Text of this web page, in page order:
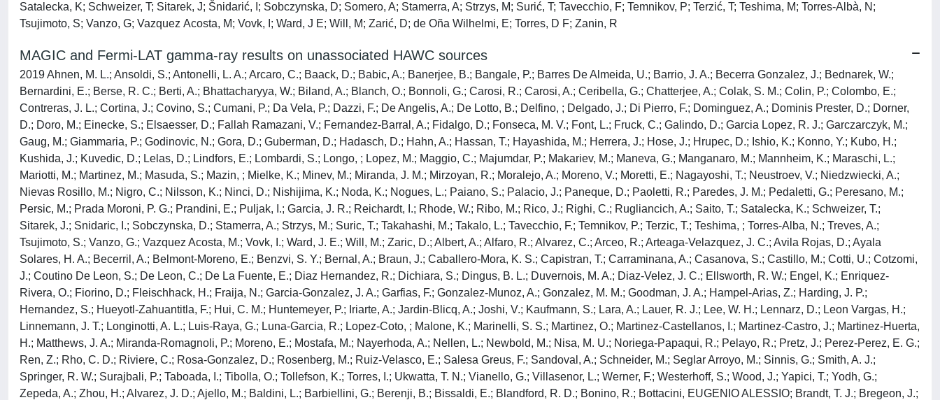
Satalecka, K; Schweizer, T; Sitarek, J; Šnidarić, I; Sobczynska, D; Somero, A; Stamerra, A; Strzys, M; Surić, T; Tavecchio, F; Temnikov, P; Terzić, T; Teshima, M; Torres-Albà, N;
Tsujimoto, S; Vanzo, G; Vazquez Acosta, M; Vovk, I; Ward, J E; Will, M; Zarić, D; de Oña Wilhelmi, E; Torres, D F; Zanin, R
MAGIC and Fermi-LAT gamma-ray results on unassociated HAWC sources
2019 Ahnen, M. L.; Ansoldi, S.; Antonelli, L. A.; Arcaro, C.; Baack, D.; Babic, A.; Banerjee, B.; Bangale, P.; Barres De Almeida, U.; Barrio, J. A.; Becerra Gonzalez, J.; Bednarek, W.;
Bernardini, E.; Berse, R. C.; Berti, A.; Bhattacharyya, W.; Biland, A.; Blanch, O.; Bonnoli, G.; Carosi, R.; Carosi, A.; Ceribella, G.; Chatterjee, A.; Colak, S. M.; Colin, P.; Colombo, E.;
Contreras, J. L.; Cortina, J.; Covino, S.; Cumani, P.; Da Vela, P.; Dazzi, F.; De Angelis, A.; De Lotto, B.; Delfino, ; Delgado, J.; Di Pierro, F.; Dominguez, A.; Dominis Prester, D.; Dorner,
D.; Doro, M.; Einecke, S.; Elsaesser, D.; Fallah Ramazani, V.; Fernandez-Barral, A.; Fidalgo, D.; Fonseca, M. V.; Font, L.; Fruck, C.; Galindo, D.; Garcia Lopez, R. J.; Garczarczyk, M.;
Gaug, M.; Giammaria, P.; Godinovic, N.; Gora, D.; Guberman, D.; Hadasch, D.; Hahn, A.; Hassan, T.; Hayashida, M.; Herrera, J.; Hose, J.; Hrupec, D.; Ishio, K.; Konno, Y.; Kubo, H.;
Kushida, J.; Kuvedic, D.; Lelas, D.; Lindfors, E.; Lombardi, S.; Longo, ; Lopez, M.; Maggio, C.; Majumdar, P.; Makariev, M.; Maneva, G.; Manganaro, M.; Mannheim, K.; Maraschi, L.;
Mariotti, M.; Martinez, M.; Masuda, S.; Mazin, ; Mielke, K.; Minev, M.; Miranda, J. M.; Mirzoyan, R.; Moralejo, A.; Moreno, V.; Moretti, E.; Nagayoshi, T.; Neustroev, V.; Niedzwiecki, A.;
Nievas Rosillo, M.; Nigro, C.; Nilsson, K.; Ninci, D.; Nishijima, K.; Noda, K.; Nogues, L.; Paiano, S.; Palacio, J.; Paneque, D.; Paoletti, R.; Paredes, J. M.; Pedaletti, G.; Peresano, M.;
Persic, M.; Prada Moroni, P. G.; Prandini, E.; Puljak, I.; Garcia, J. R.; Reichardt, I.; Rhode, W.; Ribo, M.; Rico, J.; Righi, C.; Rugliancich, A.; Saito, T.; Satalecka, K.; Schweizer, T.;
Sitarek, J.; Snidaric, I.; Sobczynska, D.; Stamerra, A.; Strzys, M.; Suric, T.; Takahashi, M.; Takalo, L.; Tavecchio, F.; Temnikov, P.; Terzic, T.; Teshima, ; Torres-Alba, N.; Treves, A.;
Tsujimoto, S.; Vanzo, G.; Vazquez Acosta, M.; Vovk, I.; Ward, J. E.; Will, M.; Zaric, D.; Albert, A.; Alfaro, R.; Alvarez, C.; Arceo, R.; Arteaga-Velazquez, J. C.; Avila Rojas, D.; Ayala
Solares, H. A.; Becerril, A.; Belmont-Moreno, E.; Benzvi, S. Y.; Bernal, A.; Braun, J.; Caballero-Mora, K. S.; Capistran, T.; Carraminana, A.; Casanova, S.; Castillo, M.; Cotti, U.; Cotzomi,
J.; Coutino De Leon, S.; De Leon, C.; De La Fuente, E.; Diaz Hernandez, R.; Dichiara, S.; Dingus, B. L.; Duvernois, M. A.; Diaz-Velez, J. C.; Ellsworth, R. W.; Engel, K.; Enriquez-
Rivera, O.; Fiorino, D.; Fleischhack, H.; Fraija, N.; Garcia-Gonzalez, J. A.; Garfias, F.; Gonzalez-Munoz, A.; Gonzalez, M. M.; Goodman, J. A.; Hampel-Arias, Z.; Harding, J. P.;
Hernandez, S.; Hueyotl-Zahuantitla, F.; Hui, C. M.; Huntemeyer, P.; Iriarte, A.; Jardin-Blicq, A.; Joshi, V.; Kaufmann, S.; Lara, A.; Lauer, R. J.; Lee, W. H.; Lennarz, D.; Leon Vargas, H.;
Linnemann, J. T.; Longinotti, A. L.; Luis-Raya, G.; Luna-Garcia, R.; Lopez-Coto, ; Malone, K.; Marinelli, S. S.; Martinez, O.; Martinez-Castellanos, I.; Martinez-Castro, J.; Martinez-Huerta,
H.; Matthews, J. A.; Miranda-Romagnoli, P.; Moreno, E.; Mostafa, M.; Nayerhoda, A.; Nellen, L.; Newbold, M.; Nisa, M. U.; Noriega-Papaqui, R.; Pelayo, R.; Pretz, J.; Perez-Perez, E. G.;
Ren, Z.; Rho, C. D.; Riviere, C.; Rosa-Gonzalez, D.; Rosenberg, M.; Ruiz-Velasco, E.; Salesa Greus, F.; Sandoval, A.; Schneider, M.; Seglar Arroyo, M.; Sinnis, G.; Smith, A. J.;
Springer, R. W.; Surajbali, P.; Taboada, I.; Tibolla, O.; Tollefson, K.; Torres, I.; Ukwatta, T. N.; Vianello, G.; Villasenor, L.; Werner, F.; Westerhoff, S.; Wood, J.; Yapici, T.; Yodh, G.;
Zepeda, A.; Zhou, H.; Alvarez, J. D.; Ajello, M.; Baldini, L.; Barbiellini, G.; Berenji, B.; Bissaldi, E.; Blandford, R. D.; Bonino, R.; Bottacini, EUGENIO ALESSIO; Brandt, T. J.; Bregeon, J.;